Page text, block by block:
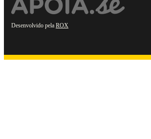
Desenvolvido pela ROX